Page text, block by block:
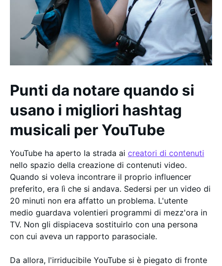
Punti da notare quando si
usano i migliori hashtag
musicali per YouTube
YouTube ha aperto la strada ai creatori di contenuti
nello spazio della creazione di contenuti video.
Quando si voleva incontrare il proprio influencer
preferito, era lì che si andava. Sedersi per un video di
20 minuti non era affatto un problema. L'utente
medio guardava volentieri programmi di mezz'ora in
TV. Non gli dispiaceva sostituirlo con una persona
con cui aveva un rapporto parasociale.
Da allora, l'irriducibile YouTube si è piegato di fronte